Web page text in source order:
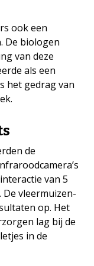
ook een
De biologen
van deze
als een
het gedrag van
de
van 5
vleermuizen-
op. Het
lag bij de
in de